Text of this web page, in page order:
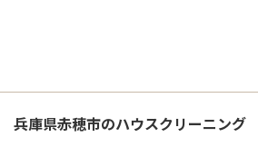
兵庫県赤穂市のハウスクリーニング